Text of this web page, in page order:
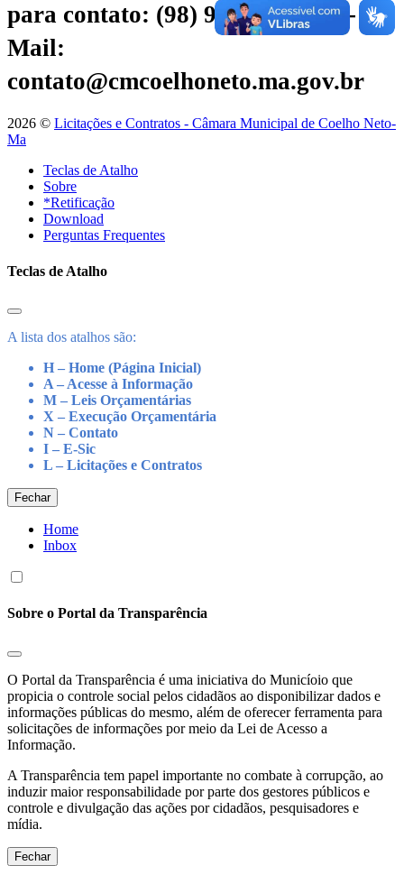
para contato: (98) 98456-6781E-
Mail:
contato@cmcoelhoneto.ma.gov.br
2026 © Licitações e Contratos - Câmara Municipal de Coelho Neto-
Ma
Teclas de Atalho
Sobre
*Retificação
Download
Perguntas Frequentes
Teclas de Atalho
A lista dos atalhos são:
H – Home (Página Inicial)
A – Acesse à Informação
M – Leis Orçamentárias
X – Execução Orçamentária
N – Contato
I – E-Sic
L – Licitações e Contratos
Fechar
Home
Inbox
Sobre o Portal da Transparência
O Portal da Transparência é uma iniciativa do Municíoio que
propicia o controle social pelos cidadãos ao disponibilizar dados e
informações públicas do mesmo, além de oferecer ferramenta para
solicitações de informações por meio da Lei de Acesso a
Informação.
A Transparência tem papel importante no combate à corrupção, ao
induzir maior responsabilidade por parte dos gestores públicos e
controle e divulgação das ações por cidadãos, pesquisadores e
mídia.
Fechar